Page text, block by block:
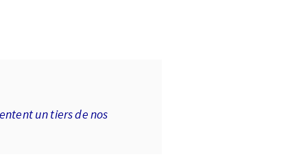
un tiers de nos